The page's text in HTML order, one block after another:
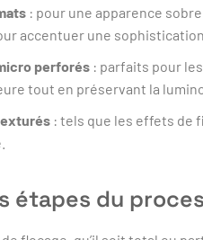
: pour une apparence
accentuer une
perforés : parfaits pour
tout en préservant la
: tels que les effets de
étapes du